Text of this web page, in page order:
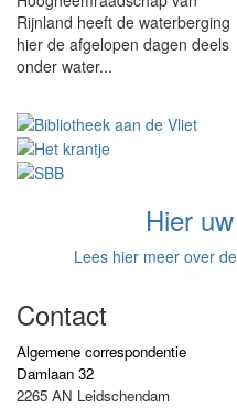
Rijnland heeft de waterberging
hier de afgelopen dagen deels
onder water...
Hier
Lees hier meer over
Contact
Algemene correspondentie
Damlaan 32
2265 AN Leidschendam